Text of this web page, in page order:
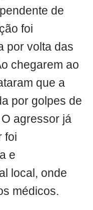
de
foi
por volta das
chegarem ao
que a
por golpes de
agressor já
foi
e
local, onde
médicos.